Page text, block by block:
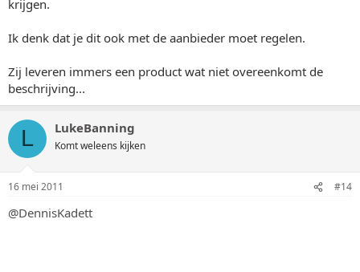
krijgen.
Ik denk dat je dit ook met de aanbieder moet regelen.
Zij leveren immers een product wat niet overeenkomt de
beschrijving...
L LukeBanning
Komt weleens kijken
16 mei 2011 #14
@DennisKadett